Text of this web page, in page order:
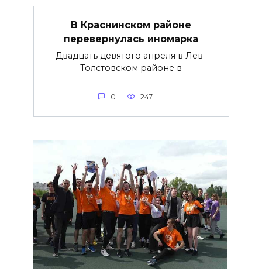
В Краснинском районе
перевернулась иномарка
Двадцать девятого апреля в Лев-
Толстовском районе в
0 247